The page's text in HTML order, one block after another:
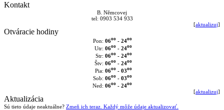
Kontakt
B. Němcovej
tel: 0903 534 933
[aktualizuj]
Otváracie hodiny
Pon: 06oo- 24oo
Utr: 06oo- 24oo
Str: 06oo- 24oo
Štv: 06oo- 24oo
Pia: 06oo- 03oo
Sob: 06oo- 03oo
Ned: 06oo- 24oo
[aktualizuj]
Aktualizácia
Sú tieto údaje neaktuálne? Zmeň ich teraz. Každý môže údaje aktualizovať.